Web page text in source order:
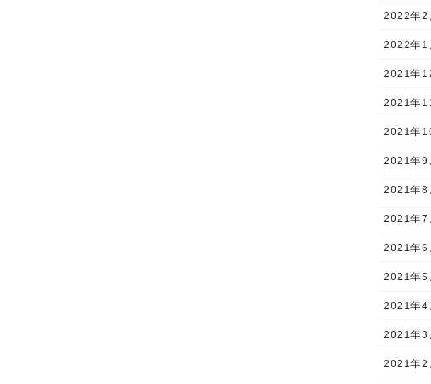
2022年2
2022年1
2021年
2021年
2021年
2021年9
2021年8
2021年7
2021年6
2021年5
2021年4
2021年3
2021年2